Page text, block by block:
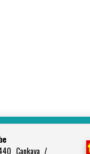
Çankaya /